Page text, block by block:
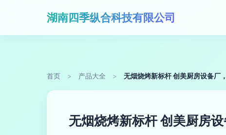
湖南四季纵合科技有限公司
首页 > 产品大全 > 无烟烧烤新标杆 创美厨房设备厂
无烟烧烤新标杆 创美厨房